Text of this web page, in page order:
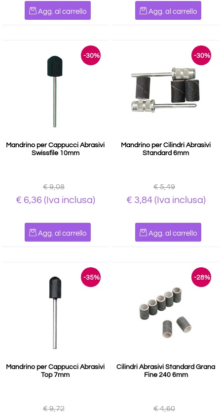
Agg. al carrello Agg. al carrello
-30%
Mandrino per Cappucci Abrasivi
Swissfile 10mm
€ 9,08
€ 6,36(Iva inclusa)
Agg. al carrello
-30%
Mandrino per Cilindri Abrasivi
Standard 6mm
€ 5,49
€ 3,84(Iva inclusa)
Agg. al carrello
-35%
Mandrino per Cappucci Abrasivi
Top 7mm
€ 9,72
-28%
Cilindri Abrasivi Standard Grana
Fine 240 6mm
€ 4,60